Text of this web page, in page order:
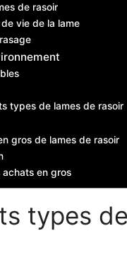
de rasoir
vie de la lame
types de lames de rasoir
gros de lames de rasoir
en gros
types